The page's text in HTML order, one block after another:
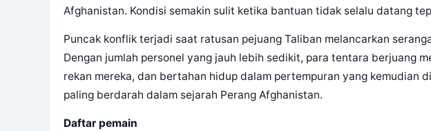
Afghanistan. Kondisi semakin sulit ketika bantuan tidak selalu datang
Puncak konflik terjadi saat ratusan pejuang Taliban melancarkan
Dengan jumlah personel yang jauh lebih sedikit, para tentara berjuang
rekan mereka, dan bertahan hidup dalam pertempuran yang kemudian
paling berdarah dalam sejarah Perang Afghanistan.
Daftar pemain